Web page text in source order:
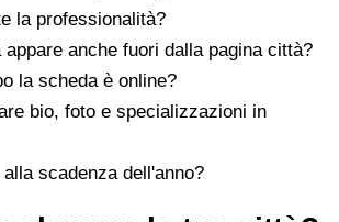
la professionalità?
appare anche fuori dalla pagina città?
la scheda è online?
bio, foto e specializzazioni in
scadenza dell'anno?